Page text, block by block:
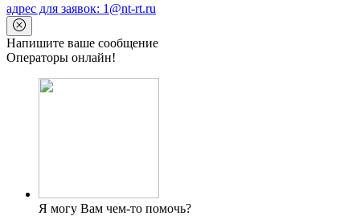
адрес для заявок: 1@nt-rt.ru
Напишите ваше сообщение
Операторы онлайн!
Я могу Вам чем-то помочь?